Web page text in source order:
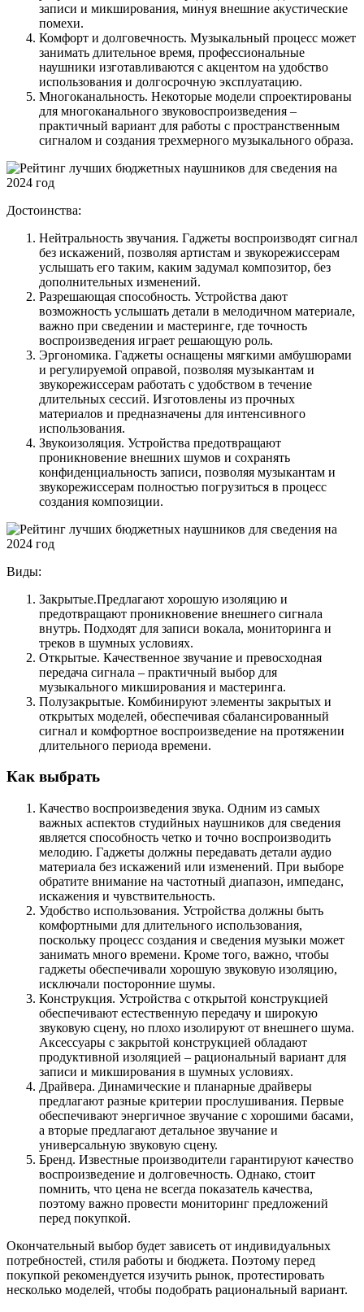
записи и микширования, минуя внешние акустические
помехи.
Комфорт и долговечность. Музыкальный процесс может
занимать длительное время, профессиональные
наушники изготавливаются с акцентом на удобство
использования и долгосрочную эксплуатацию.
Многоканальность. Некоторые модели спроектированы
для многоканального звуковоспроизведения –
практичный вариант для работы с пространственным
сигналом и создания трехмерного музыкального образа.
Достоинства:
Нейтральность звучания. Гаджеты воспроизводят сигнал
без искажений, позволяя артистам и звукорежиссерам
услышать его таким, каким задумал композитор, без
дополнительных изменений.
Разрешающая способность. Устройства дают
возможность услышать детали в мелодичном материале,
важно при сведении и мастеринге, где точность
воспроизведения играет решающую роль.
Эргономика. Гаджеты оснащены мягкими амбушюрами
и регулируемой оправой, позволяя музыкантам и
звукорежиссерам работать с удобством в течение
длительных сессий. Изготовлены из прочных
материалов и предназначены для интенсивного
использования.
Звукоизоляция. Устройства предотвращают
проникновение внешних шумов и сохранять
конфиденциальность записи, позволяя музыкантам и
звукорежиссерам полностью погрузиться в процесс
создания композиции.
Виды:
Закрытые.Предлагают хорошую изоляцию и
предотвращают проникновение внешнего сигнала
внутрь. Подходят для записи вокала, мониторинга и
треков в шумных условиях.
Открытые. Качественное звучание и превосходная
передача сигнала – практичный выбор для
музыкального микширования и мастеринга.
Полузакрытые. Комбинируют элементы закрытых и
открытых моделей, обеспечивая сбалансированный
сигнал и комфортное воспроизведение на протяжении
длительного периода времени.
Как выбрать
Качество воспроизведения звука. Одним из самых
важных аспектов студийных наушников для сведения
является способность четко и точно воспроизводить
мелодию. Гаджеты должны передавать детали аудио
материала без искажений или изменений. При выборе
обратите внимание на частотный диапазон, импеданс,
искажения и чувствительность.
Удобство использования. Устройства должны быть
комфортными для длительного использования,
поскольку процесс создания и сведения музыки может
занимать много времени. Кроме того, важно, чтобы
гаджеты обеспечивали хорошую звуковую изоляцию,
исключали посторонние шумы.
Конструкция. Устройства с открытой конструкцией
обеспечивают естественную передачу и широкую
звуковую сцену, но плохо изолируют от внешнего шума.
Аксессуары с закрытой конструкцией обладают
продуктивной изоляцией – рациональный вариант для
записи и микширования в шумных условиях.
Драйвера. Динамические и планарные драйверы
предлагают разные критерии прослушивания. Первые
обеспечивают энергичное звучание с хорошими басами,
а вторые предлагают детальное звучание и
универсальную звуковую сцену.
Бренд. Известные производители гарантируют качество
воспроизведение и долговечность. Однако, стоит
помнить, что цена не всегда показатель качества,
поэтому важно провести мониторинг предложений
перед покупкой.
Окончательный выбор будет зависеть от индивидуальных
потребностей, стиля работы и бюджета. Поэтому перед
покупкой рекомендуется изучить рынок, протестировать
несколько моделей, чтобы подобрать рациональный вариант.